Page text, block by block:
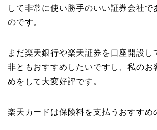
して非常に使い勝手のいい証券会社で
のです。
まだ楽天銀行や楽天証券を口座開設し
非ともおすすめしたいですし、私のお
めをして大変好評です。
楽天カードは保険料を支払うおすすめ